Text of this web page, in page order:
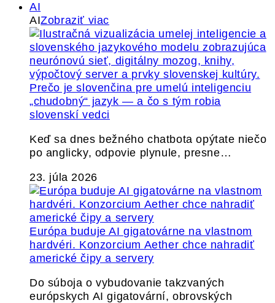
AI
AIZobraziť viac
Prečo je slovenčina pre umelú inteligenciu
„chudobný“ jazyk — a čo s tým robia
slovenskí vedci
Keď sa dnes bežného chatbota opýtate niečo
po anglicky, odpovie plynule, presne…
23. júla 2026
Európa buduje AI gigatovárne na vlastnom
hardvéri. Konzorcium Aether chce nahradiť
americké čipy a servery
Do súboja o vybudovanie takzvaných
európskych AI gigatovární, obrovských